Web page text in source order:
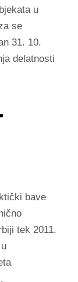
u
se
31. 10.
delatnosti
bave
tek 2011.